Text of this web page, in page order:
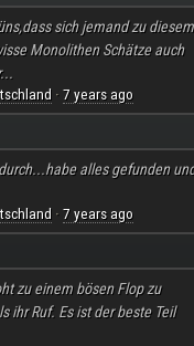
sich jemand zu diesem
Monolithen Schätze auch
· 7 years ago
alles gefunden
· 7 years ago
zu einem bösen Flop zu
ihr Ruf. Es ist der beste Teil